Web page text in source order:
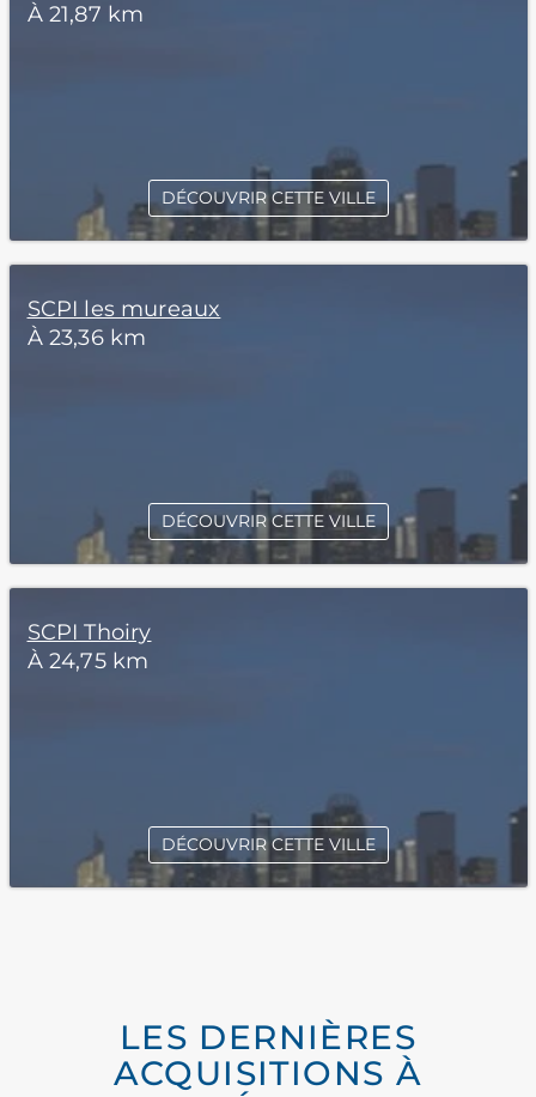
À 21,87 km
DÉCOUVRIR CETTE VILLE
SCPI les mureaux
À 23,36 km
DÉCOUVRIR CETTE VILLE
SCPI Thoiry
À 24,75 km
DÉCOUVRIR CETTE VILLE
LES DERNIÈRES
ACQUISITIONS À